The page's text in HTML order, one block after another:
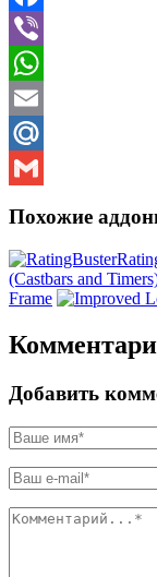
Facebook
Viber
WhatsApp
Email
Mail.Ru
Похожие
(Castbars and
Frame
Добавить